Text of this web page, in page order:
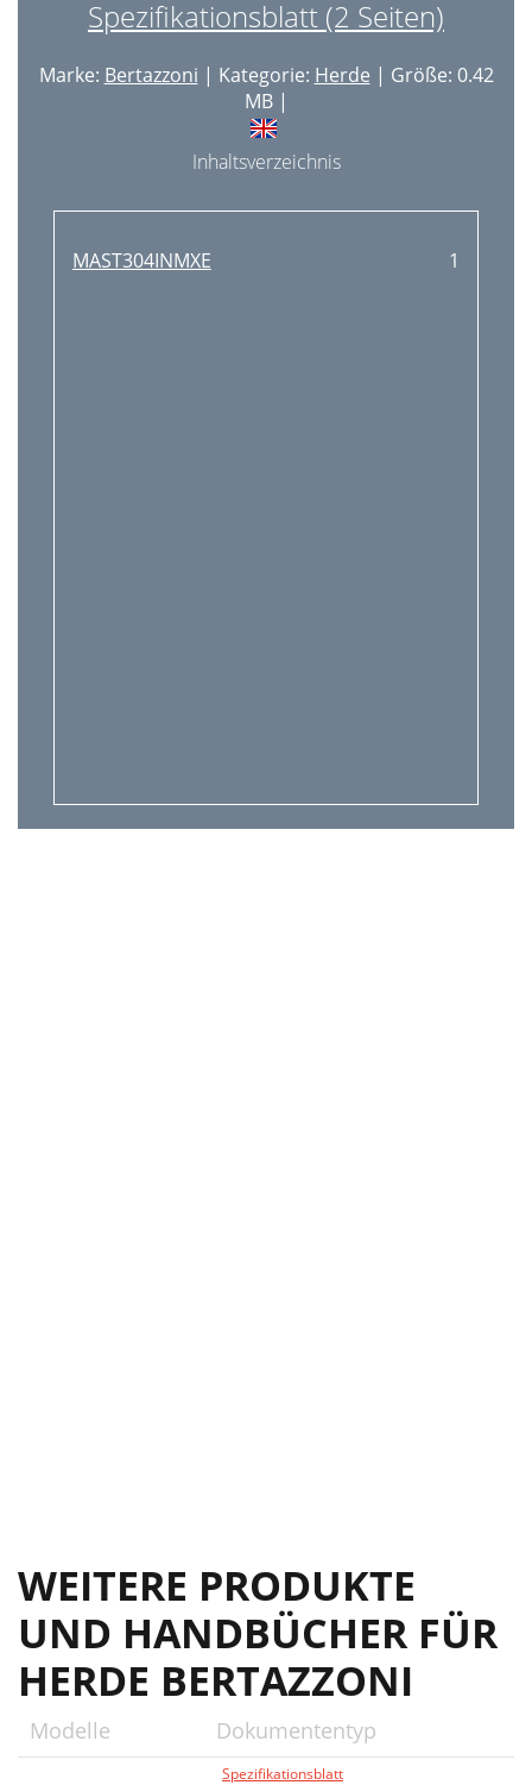
Spezifikationsblatt (2 Seiten)
Marke: Bertazzoni | Kategorie: Herde | Größe: 0.42
MB |
Inhaltsverzeichnis
MAST304INMXE 1
WEITERE PRODUKTE
UND HANDBÜCHER FÜR
HERDE BERTAZZONI
Modelle Dokumententyp
Spezifikationsblatt